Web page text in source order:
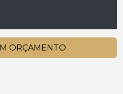
ORÇAMENTO